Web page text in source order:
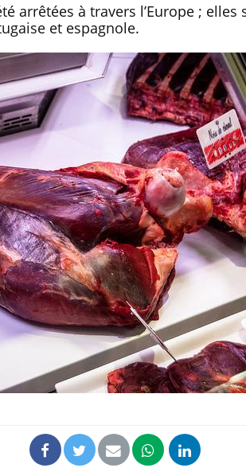
arrêtées à travers l’Europe ;
et espagnole.
Grossesse et chaleur : ce
que dit la science
Le smartphone nuit-il à
l'apprentissage de la
lecture ?
Mordue par une tique en
vacances, elle reste dans
le coma pendant 42 jours